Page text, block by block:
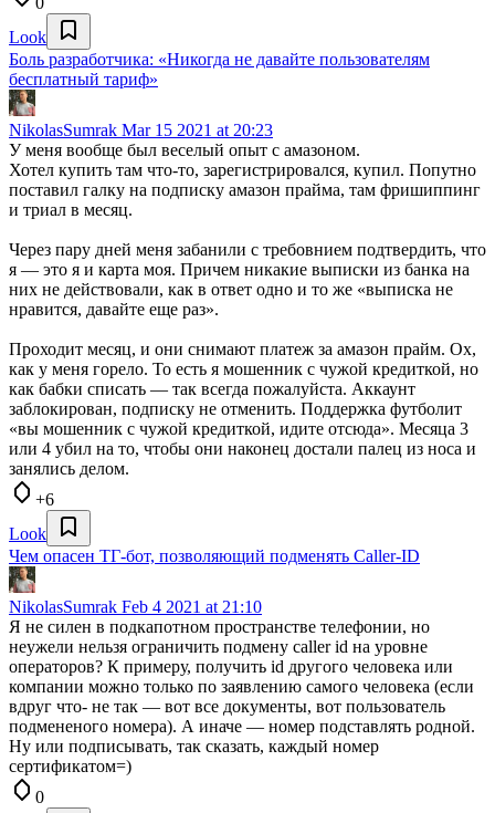
Look
Боль разработчика: «Никогда не давайте пользователям
бесплатный тариф»
NikolasSumrak Mar 15 2021 at 20:23
У меня вообще был веселый опыт с амазоном.
Хотел купить там что-то, зарегистрировался, купил. Попутно
поставил галку на подписку амазон прайма, там фришиппинг
и триал в месяц.
Через пару дней меня забанили с требовнием подтвердить, что
я — это я и карта моя. Причем никакие выписки из банка на
них не действовали, как в ответ одно и то же «выписка не
нравится, давайте еще раз».
Проходит месяц, и они снимают платеж за амазон прайм. Ох,
как у меня горело. То есть я мошенник с чужой кредиткой, но
как бабки списать — так всегда пожалуйста. Аккаунт
заблокирован, подписку не отменить. Поддержка футболит
«вы мошенник с чужой кредиткой, идите отсюда». Месяца 3
или 4 убил на то, чтобы они наконец достали палец из носа и
занялись делом.
+6
Look
Чем опасен ТГ-бот, позволяющий подменять Caller-ID
NikolasSumrak Feb 4 2021 at 21:10
Я не силен в подкапотном пространстве телефонии, но
неужели нельзя ограничить подмену caller id на уровне
операторов? К примеру, получить id другого человека или
компании можно только по заявлению самого человека (если
вдруг что- не так — вот все документы, вот пользователь
подмененого номера). А иначе — номер подставлять родной.
Ну или подписывать, так сказать, каждый номер
сертификатом=)
0